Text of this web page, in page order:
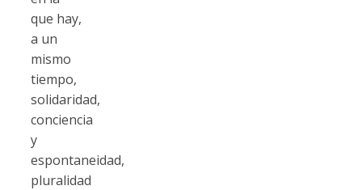
que hay,
a un
mismo
tiempo,
solidaridad,
conciencia
y
espontaneidad,
pluralidad